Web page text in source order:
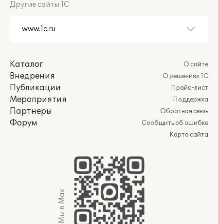
Другие сайты 1С
Каталог
Внедрения
Публикации
Мероприятия
Партнеры
Форум
О сайте
О решениях 1С
Прайс-лист
Поддержка
Обратная связь
Сообщить об ошибке
Карта сайта
Мы в Max